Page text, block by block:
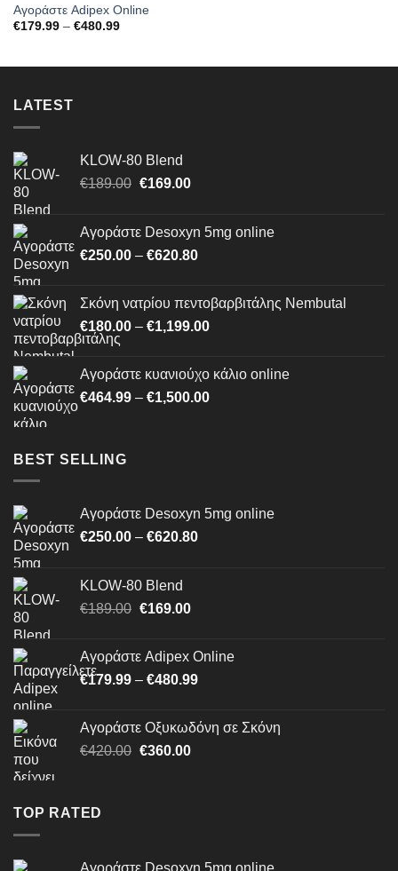
Αγοράστε Adipex Online
€179.99 – €480.99Price
LATEST
KLOW-80 Blend
€189.00 Original
€189.00.
€169.00Η
είναι:
€169.00.
Αγοράστε Desoxyn 5mg online
€250.00 – €620.80Price
through
€620.80
Σκόνη νατρίου πεντοβαρβιτάλης Nembutal
€180.00 – €1,199.00Price
through
€1,199.00
Αγοράστε κυανιούχο κάλιο online
€464.99 – €1,500.00Price
BEST SELLING
Αγοράστε Desoxyn 5mg online
€250.00 – €620.80Price
KLOW-80 Blend
€189.00 Original
€189.00.
€169.00Η
είναι:
€169.00.
Αγοράστε Adipex Online
€179.99 – €480.99Price
through
Αγοράστε Οξυκωδόνη σε Σκόνη
€420.00 Original
€360.00Η
TOP RATED
Αγοράστε Desoxyn 5mg online